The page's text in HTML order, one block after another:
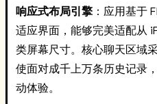
响应式布局引擎 ：应用基于
适应界面，能够完美适配从
类屏幕尺寸。核心聊天区域
使面对成千上万条历史记录
动体验。